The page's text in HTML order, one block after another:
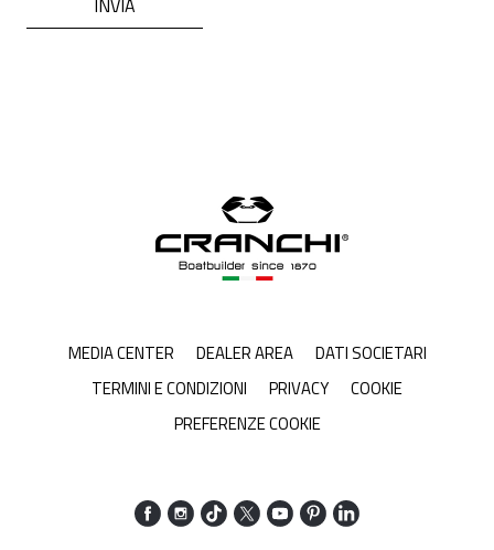
MEDIA CENTER DEALER AREA
DATI SOCIETARI
TERMINI E CONDIZIONI
PRIVACY
COOKIE
PREFERENZE COOKIE